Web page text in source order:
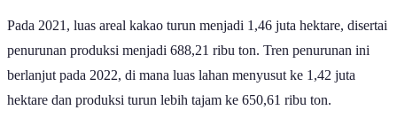
Pada 2021, luas areal kakao turun menjadi 1,46 juta hektare, disertai
penurunan produksi menjadi 688,21 ribu ton. Tren penurunan ini
berlanjut pada 2022, di mana luas lahan menyusut ke 1,42 juta
hektare dan produksi turun lebih tajam ke 650,61 ribu ton.